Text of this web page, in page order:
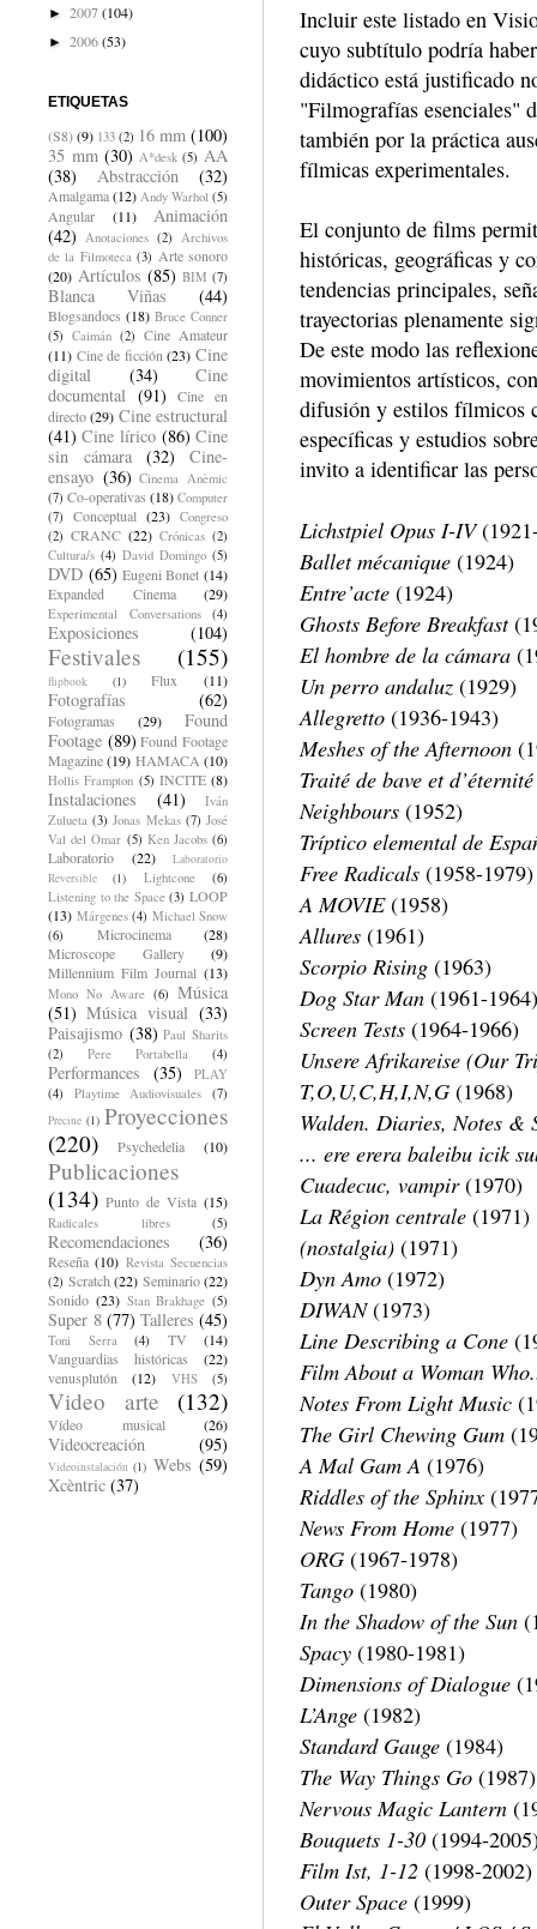
Incluir este listado en
cuyo subtítulo podría
didáctico está justificado
"Filmografías esenciales"
también por la práctica
fílmicas experimentales.
El conjunto de films
históricas, geográficas y
tendencias principales,
trayectorias plenamente
De este modo las
movimientos artísticos,
difusión y estilos fílmicos
específicas y estudios
invito a identificar las
Lichstpiel Opus I-IV
Ballet mécanique (1924)
Entre’acte (1924)
Ghosts Before Breakfast
El hombre de la cámara
Un perro andaluz (1929)
Allegretto (1936-1943)
Meshes of the Afternoon
Traité de bave et d’éternité
Neighbours (1952)
Tríptico elemental de
Free Radicals (1958-1979)
A MOVIE(1958)
Allures (1961)
Scorpio Rising (1963)
Dog Star Man (1961-1964)
Screen Tests (1964-1966)
Unsere Afrikareise (Our
T,O,U,C,H,I,N,G (1968)
Walden. Diaries, Notes &
... ere erera baleibu icik
Cuadecuc, vampir(1970)
La Région centrale (1971)
(nostalgia) (1971)
Dyn Amo (1972)
DIWAN(1973)
Line Describing a Cone
Film About a Woman
Notes From Light Music
The Girl Chewing Gum
A Mal Gam A (1976)
Riddles of the Sphinx
News From Home (1977)
ORG (1967-1978)
Tango (1980)
In the Shadow of the Sun
Spacy (1980-1981)
Dimensions of Dialogue
L’Ange (1982)
Standard Gauge (1984)
The Way Things Go (1987)
Nervous Magic Lantern
Bouquets 1-30 (1994-
Film Ist, 1-12 (1998-2002)
Outer Space (1999)
► 2007(104)
► 2006(53)
ETIQUETAS
(S8)(9) 133 (2) 16 mm (100)
35 mm (30) A*desk (5) AA
(38)
Abstracción (32)
Amalgama(12) Andy Warhol (5)
Angular (11)
Animación
(42)
Anotaciones (2)
Archivos
de la Filmoteca (3) Arte sonoro
(20) Artículos (85) BIM (7)
Blanca Viñas (44)
Blogsandocs (18) Bruce Conner
(5) Caimán (2) Cine Amateur
(11) Cine de ficción (23) Cine
digital
(34)
Cine
documental (91)
Cine en
directo (29) Cine estructural
(41) Cine lírico (86) Cine
sin cámara
(32)
Cine-
ensayo (36) Cinema Anèmic
(7) Co-operativas (18) Computer
(7)
Conceptual (23) Congreso
(2) CRANC (22) Crónicas (2)
Cultura/s (4) David Domingo (5)
DVD (65) Eugeni Bonet (14)
Expanded Cinema
(29)
Experimental Conversations (4)
Exposiciones (104)
Festivales (155)
flipbook (1) Flux (11)
Fotografías (62)
Fotogramas (29)
Found
Footage (89) Found Footage
Magazine (19) HAMACA (10)
Hollis Frampton (5) INCITE (8)
Instalaciones (41)
Iván
Zulueta (3) Jonas Mekas (7) José
Val del Omar (5) Ken Jacobs (6)
Laboratorio (22)
Laboratorio
Reversible
(1) Lightcone
(6)
Listening to the Space (3) LOOP
(13) Márgenes (4) Michael Snow
(6)
Microcinema
(28)
Microscope Gallery
(9)
Millennium Film Journal (13)
Mono No Aware (6) Música
(51) Música visual (33)
Paisajismo (38) Paul Sharits
(2)
Pere Portabella (4)
Performances (35)
PLAY
(4)
Playtime Audiovisuales (7)
Precine (1) Proyecciones
(220)
Psychedelia (10)
Publicaciones
(134) Punto de Vista (15)
Radicales libres (5)
Recomendaciones (36)
Reseña (10) Revista Secuencias
(2) Scratch (22) Seminario (22)
Sonido (23) Stan Brakhage (5)
Super 8 (77) Talleres (45)
Toni Serra (4) TV
(14)
Vanguardias históricas
(22)
venusplutón
(12) VHS (5)
Video arte (132)
Vídeo musical (26)
Videocreación (95)
Videoinstalación (1) Webs (59)
Xcèntric (37)